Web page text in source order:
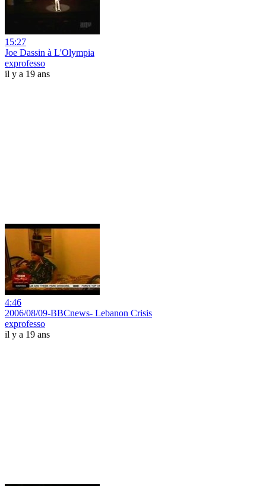
15:27
Joe Dassin à L'Olympia
exprofesso
il y a 19 ans
4:46
2006/08/09-BBCnews- Lebanon Crisis
exprofesso
il y a 19 ans